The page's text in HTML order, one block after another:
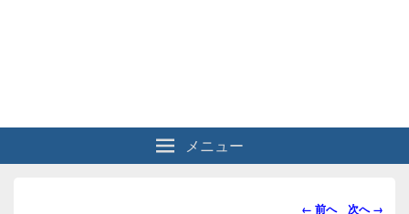
メニュー
画
← 前へ 次へ →